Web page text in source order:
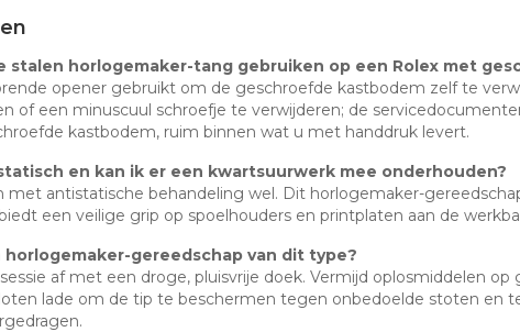
stalen horlogemaker-tang gebruiken op een Rolex met
opener gebruikt om de geschroefde kastbodem zelf te
of een minuscuul schroefje te verwijderen; de
kastbodem, ruim binnen wat u met handdruk levert.
en kan ik er een kwartsuurwerk mee onderhouden?
met antistatische behandeling wel. Dit horlogemaker-
een veilige grip op spoelhouders en printplaten aan de
gereedschap van dit type?
af met een droge, pluisvrije doek. Vermijd oplosmiddelen
lade om de tip te beschermen tegen onbedoelde stoten en